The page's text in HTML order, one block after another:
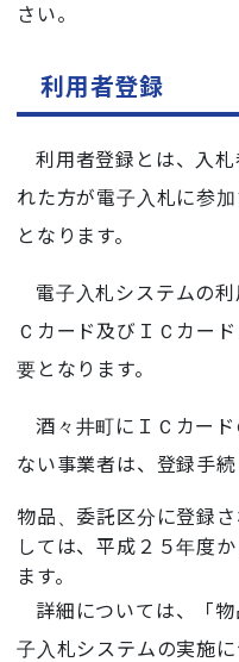
さい。
利用者登録
利用者登録とは、入
れた方が電子入札に参
となります。
電子入札システムの
Ｃカード及びＩＣカー
要となります。
酒々井町にＩＣカー
ない事業者は、登録手続
物品、委託区分に登録
しては、平成２５年度
ます。
詳細については、「
子入札システムの実施